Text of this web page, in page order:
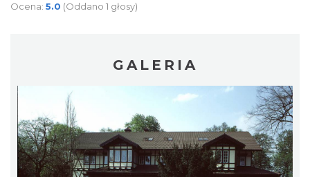
Ocena: 5.0 (Oddano 1 głosy)
GALERIA